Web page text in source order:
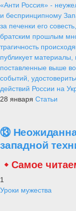
«Анти Россия» -
и беспринципному
за печенки его
братским прошлым
трагичность
публикует
поставленные выше
событий,
действий России на
28 января Статьи
⑬
западной
Самое
1
Уроки мужества